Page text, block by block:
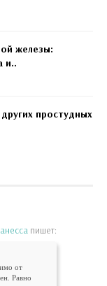
железы:
и..
простудных
пишет:
от
Равно